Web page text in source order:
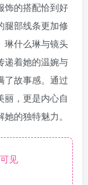
饰的搭配恰到好
腿部线条更加修
琳什么琳与镜头
递着她的温婉与
了故事感。通过
丽，更是内心自
的独特魅力。
见